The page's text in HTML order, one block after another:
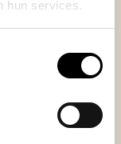
hun services.
Wim
echt een
espresso